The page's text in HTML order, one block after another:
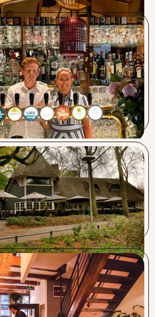
niet over twijfelen! Top advies, zeer
Één berichtje, één mail en uw
Zij zorgen voor alles, vlekkeloze
Ik raad Procent aan voor alle
beschikken.
Procent biedt als groot voordeel dat zij
houden wat er in de wereld van de
actief mee aan de slag gaan.
werken samen sinds 2012. Procent is
partner. We hebben veel geld